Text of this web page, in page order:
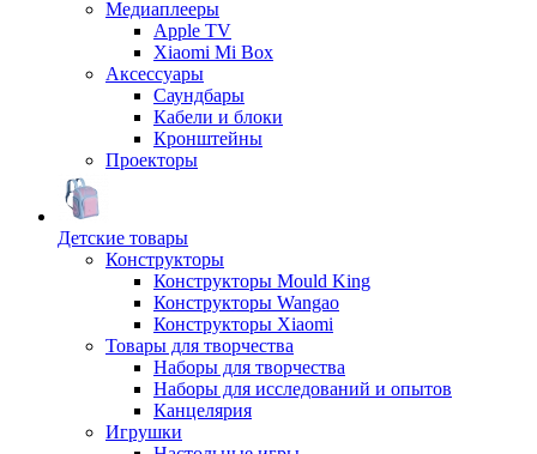
Медиаплееры
Apple TV
Xiaomi Mi Box
Аксессуары
Саундбары
Кабели и блоки
Кронштейны
Проекторы
Детские товары
Конструкторы
Конструкторы Mould King
Конструкторы Wangao
Конструкторы Xiaomi
Товары для творчества
Наборы для творчества
Наборы для исследований и опытов
Канцелярия
Игрушки